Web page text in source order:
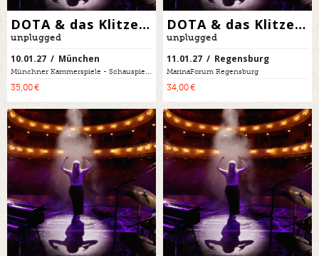
DOTA & das Klitzekleine Orchester
unplugged
10.01.27 / München
Münchner Kammerspiele - Schauspielhaus
35,00 €
DOTA & das Klitzekleine Orchester
unplugged
11.01.27 / Regensburg
MarinaForum Regensburg
34,00 €